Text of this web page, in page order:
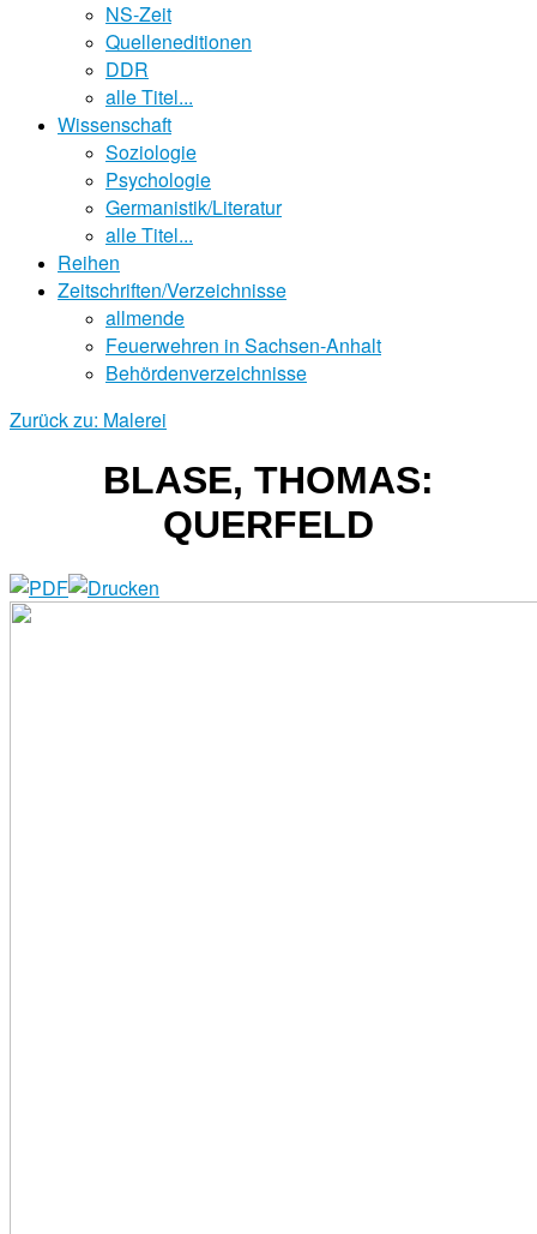
NS-Zeit
Quelleneditionen
DDR
alle Titel...
Wissenschaft
Soziologie
Psychologie
Germanistik/Literatur
alle Titel...
Reihen
Zeitschriften/Verzeichnisse
allmende
Feuerwehren in Sachsen-Anhalt
Behördenverzeichnisse
Zurück zu: Malerei
BLASE, THOMAS:
QUERFELD